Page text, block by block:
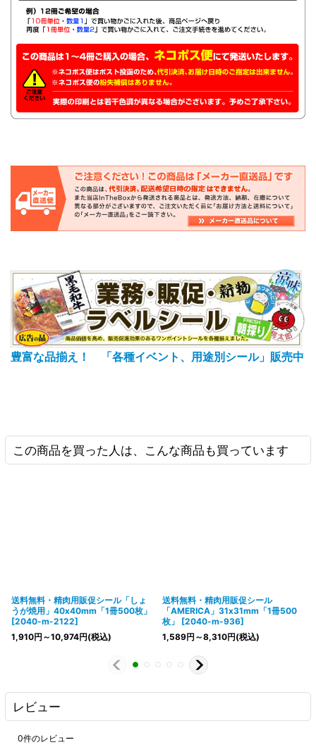
豊富な品揃え！ 「各種イベント、用途別シール」販売中
この商品を買った人は、こんな商品も買っています
送料無料・精肉用販促シール「しょ
うが焼用」40x40mm「1冊500枚」
[2040-m-2122]
1,910円 ～10,974円(税込)
送料無料・精肉用販促シール
「AMERICA」31x31mm「1冊500
枚」
[2040-m-936]
1,589円 ～8,310円(税込)
レビュー
0件のレビュー